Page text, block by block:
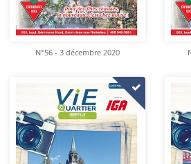
N°56 - 3 décembre 2020